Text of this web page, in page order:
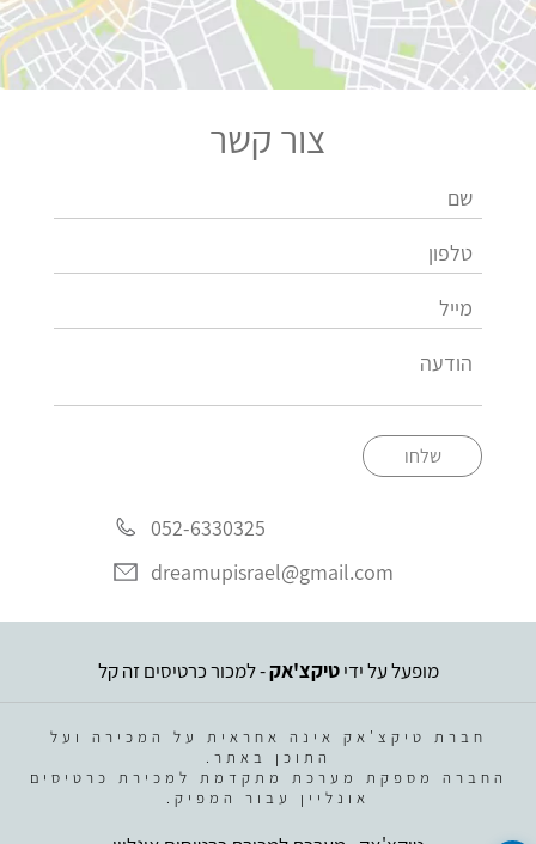
צור קשר
שלחו
052-6330325
dreamupisrael@gmail.com
מופעל על ידיטיקצ'אק- למכור כרטיסים זה קל
חברת טיקצ'אק אינה אחראית על המכירה ועל
התוכן באתר.
החברה מספקת מערכת מתקדמת למכירת כרטיסים
אונליין עבור המפיק.